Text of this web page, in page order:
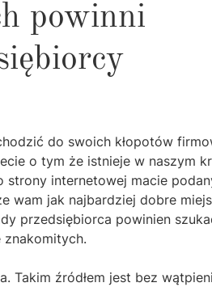
powinni
do swoich kłopotów
o tym że istnieje w naszym
internetowej macie
wam jak najbardziej dobre
przedsiębiorca powinien
znakomitych.
Takim źródłem jest bez